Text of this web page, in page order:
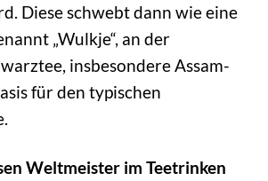
Diese schwebt dann wie eine
„Wulkje“, an der
insbesondere Assam-
für den typischen
Weltmeister im Teetrinken